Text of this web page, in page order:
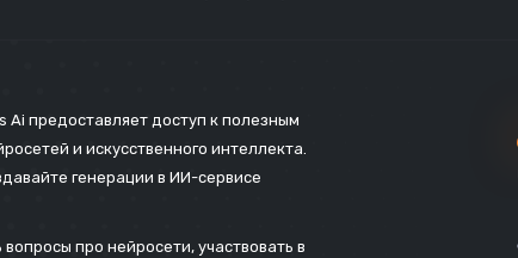
предоставляет доступ к полезным
и искусственного интеллекта.
генерации в ИИ-сервисе
про нейросети, участвовать в